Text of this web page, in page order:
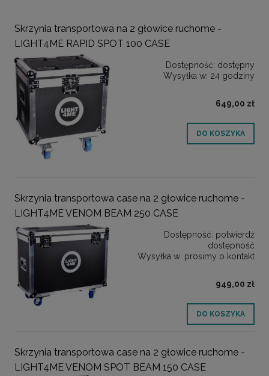
Skrzynia transportowa na 2 głowice ruchome -
LIGHT4ME RAPID SPOT 100 CASE
Dostępność: dostępny
Wysyłka w: 24 godziny
649,00 zł
DO KOSZYKA
Skrzynia transportowa case na 2 głowice ruchome -
LIGHT4ME VENOM BEAM 250 CASE
Dostępność: potwierdź
dostępność
Wysyłka w: prosimy o kontakt
949,00 zł
DO KOSZYKA
Skrzynia transportowa case na 2 głowice ruchome -
LIGHT4ME VENOM SPOT BEAM 150 CASE